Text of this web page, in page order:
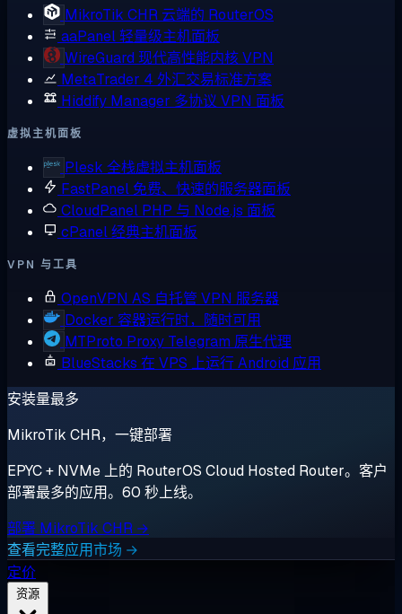
MikroTik CHR 云端的 RouterOS
aaPanel轻量级主机面板
WireGuard 现代高性能内核 VPN
MetaTrader 4 外汇交易标准方案
Hiddify Manager 多协议 VPN 面板
虚拟主机面板
Plesk 全栈虚拟主机面板
FastPanel 免费、快速的服务器面板
CloudPanel PHP 与 Node.js 面板
cPanel经典主机面板
VPN 与工具
OpenVPN AS 自托管 VPN 服务器
Docker 容器运行时，随时可用
MTProto Proxy Telegram 原生代理
BlueStacks 在 VPS 上运行 Android 应用
安装量最多
MikroTik CHR，一键部署
EPYC + NVMe 上的 RouterOS Cloud Hosted Router。客户
部署最多的应用。60 秒上线。
部署 MikroTik CHR →
查看完整应用市场 →
定价